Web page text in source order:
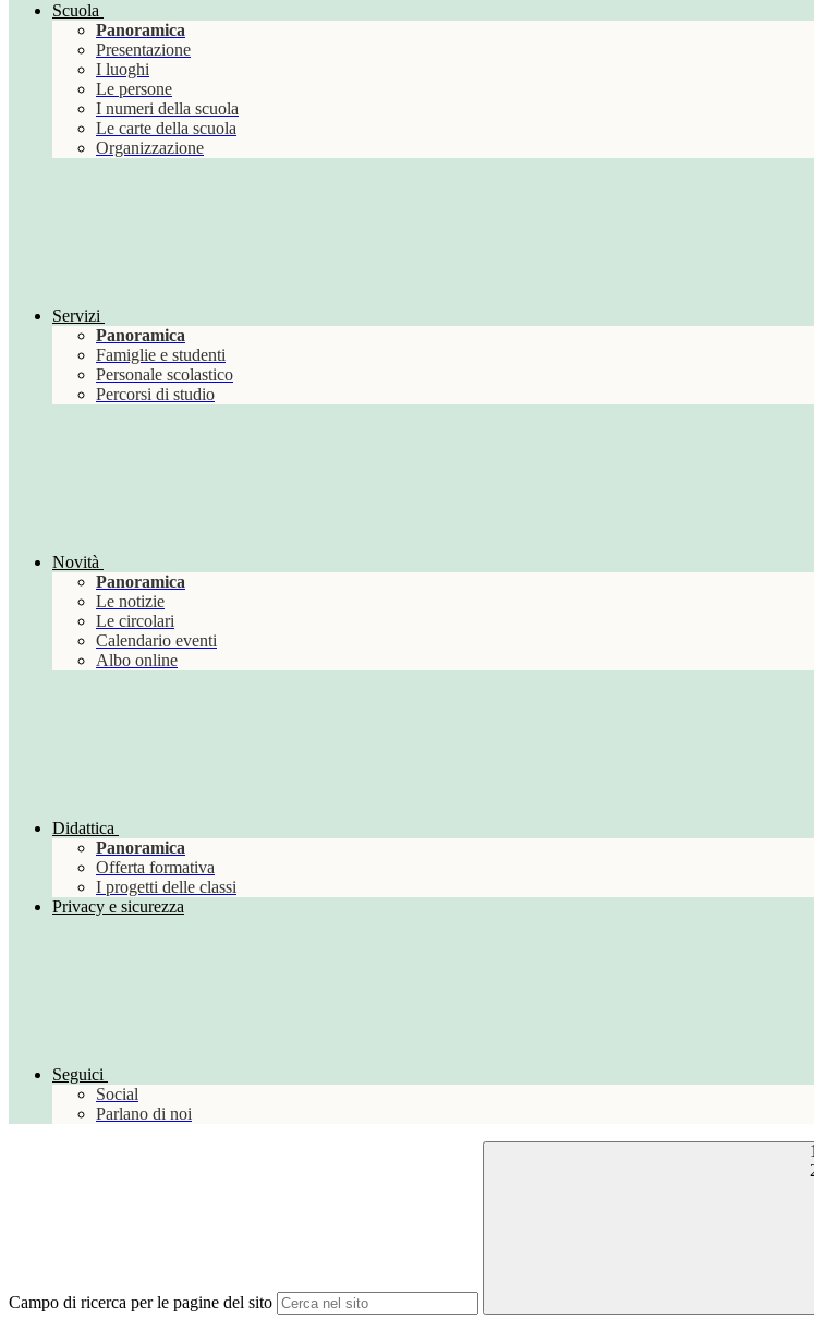
Scuola
Panoramica
Presentazione
I luoghi
Le persone
I numeri della scuola
Le carte della scuola
Organizzazione
Servizi
Panoramica
Famiglie e studenti
Personale scolastico
Percorsi di studio
Novità
Panoramica
Le notizie
Le circolari
Calendario eventi
Albo online
Didattica
Panoramica
Offerta formativa
I progetti delle classi
Privacy e sicurezza
Seguici
Social
Parlano di noi
Campo di ricerca per le pagine del sito